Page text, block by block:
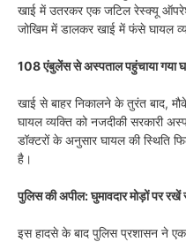
खाई में उतरकर एक जटिल रेस्क्यू
जोखिम में डालकर खाई में फंसे घायल
108 एंबुलेंस से अस्पताल पहुंचाया गया
खाई से बाहर निकालने के तुरंत बाद,
घायल व्यक्ति को नजदीकी सरकारी
डॉक्टरों के अनुसार घायल की स्थिति
है।
पुलिस की अपील: घुमावदार मोड़ों पर रखें
इस हादसे के बाद पुलिस प्रशासन ने